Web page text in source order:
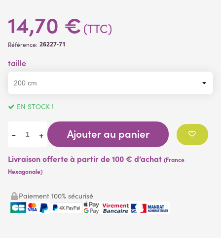
14,70 € (TTC)
Référence: 26227-71
taille
EN STOCK !
- + Ajouter au panier
Livraison offerte à partir de 100 € d’achat (France
Hexagonale)
Paiement 100% sécurisé